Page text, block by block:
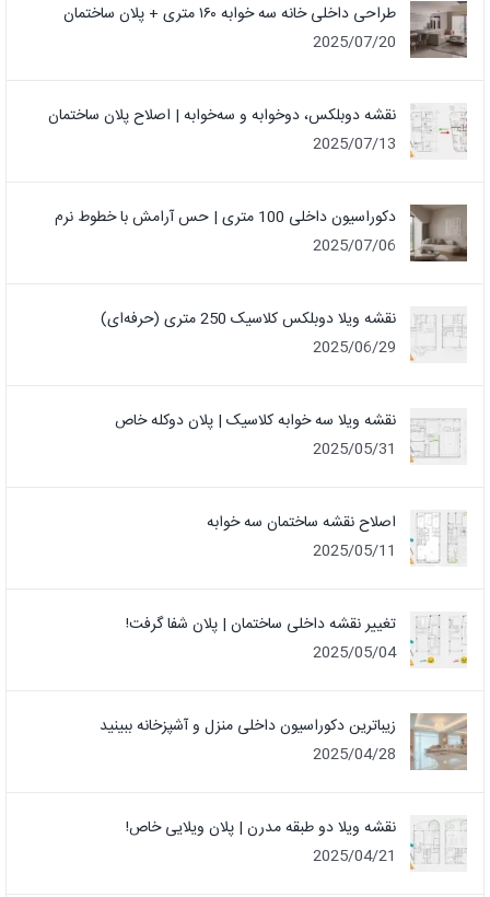
طراحی داخلی خانه سه خوابه ۱۶۰ متری + پلان ساختمان
2025/07/20
نقشه دوبلکس، دوخوابه و سه‌خوابه | اصلاح پلان ساختمان
2025/07/13
دکوراسیون داخلی 100 متری | حس آرامش با خطوط نرم
2025/07/06
نقشه ویلا دوبلکس کلاسیک 250 متری (حرفه‌ای)
2025/06/29
نقشه ویلا سه خوابه کلاسیک | پلان دوکله خاص
2025/05/31
اصلاح نقشه ساختمان سه خوابه
2025/05/11
تغییر نقشه داخلی ساختمان | پلان شفا گرفت!
2025/05/04
زیباترین دکوراسیون داخلی منزل و آشپزخانه ببینید
2025/04/28
نقشه ویلا دو طبقه مدرن | پلان ویلایی خاص!
2025/04/21